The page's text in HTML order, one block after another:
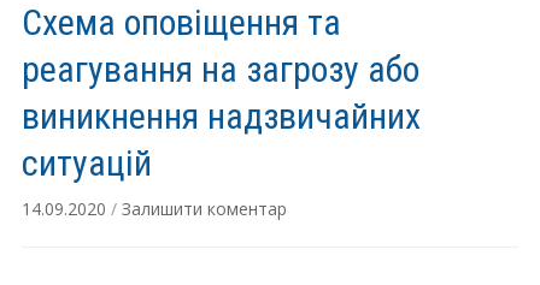
Схема оповіщення та
реагування на загрозу або
виникнення надзвичайних
ситуацій
14.09.2020 / Залишити коментар